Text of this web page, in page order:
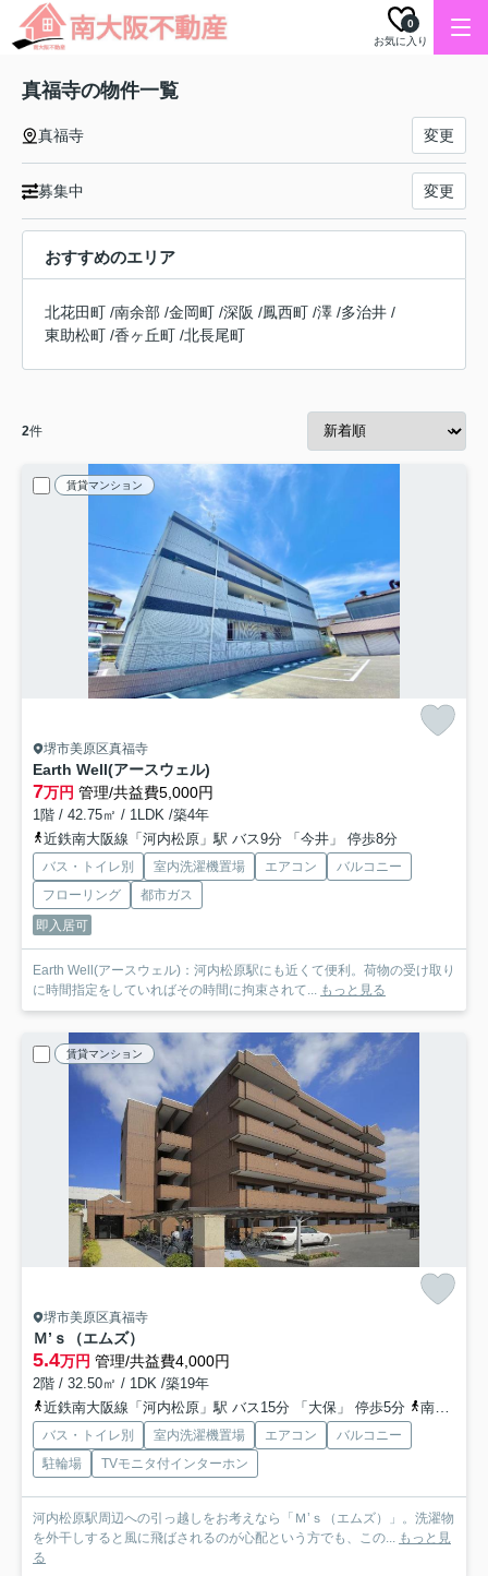
お気に入り
0
真福寺の物件一覧
真福寺 変更
募集中 変更
おすすめのエリア
北花田町 /南余部 /金岡町 /深阪 /鳳西町 /澤 /多治井 /
東助松町 /香ヶ丘町 /北長尾町
2件
賃貸マンション
堺市美原区真福寺
Earth Well(アースウェル)
7万円 管理/共益費5,000円
1階 / 42.75㎡ / 1LDK /築4年
近鉄南大阪線「河内松原」駅 バス9分 「今井」 停歩8分
バス・トイレ別 室内洗濯機置場 エアコン
バルコニー
フローリング
都市ガス
即入居可
Earth Well(アースウェル)：河内松原駅にも近くて便利。荷物の受け取り
に時間指定をしていればその時間に拘束されて... もっと見る
賃貸マンション
堺市美原区真福寺
Ｍ’ｓ（エムズ）
5.4万円 管理/共益費4,000円
2階 / 32.50㎡ / 1DK /築19年
近鉄南大阪線「河内松原」駅 バス15分 「大保」 停歩5分
南海高野線「北野田」駅 バス19分 「大保」 停歩5分
バス・トイレ別 室内洗濯機置場 エアコン
バルコニー
駐輪場
TVモニタ付インターホン
河内松原駅周辺への引っ越しをお考えなら「Ｍ’ｓ（エムズ）」。洗濯物
を外干しすると風に飛ばされるのが心配という方でも、この... もっと見
る